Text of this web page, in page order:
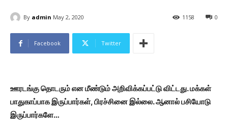
By admin May 2, 2020 0
1158
Facebook Twitter
ஊரடங்கு தொடரும் என மீண்டும் அறிவிக்கப்பட்டு விட்டது. மக்கள்
பாதுகாப்பாக இருப்பார்கள், பிரச்சினை இல்லை. ஆனால் பசியோடு
இருப்பார்களே…